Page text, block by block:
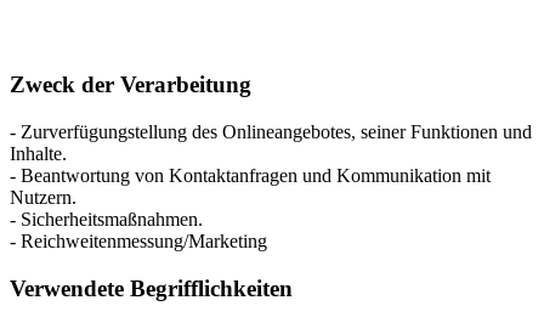
Zweck der Verarbeitung
- Zurverfügungstellung des Onlineangebotes, seiner Funktionen und
Inhalte.
- Beantwortung von Kontaktanfragen und Kommunikation mit
Nutzern.
- Sicherheitsmaßnahmen.
- Reichweitenmessung/Marketing
Verwendete Begrifflichkeiten